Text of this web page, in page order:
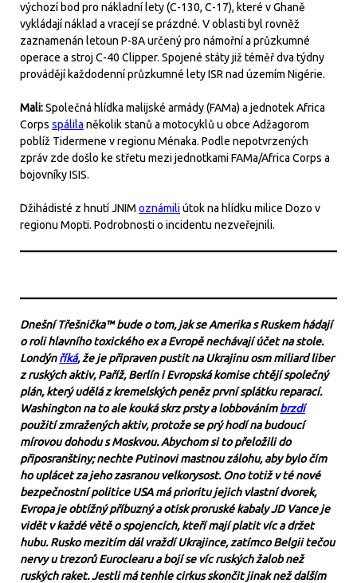
výchozí bod pro nákladní lety (C-130, C-17), které v Ghaně
vykládají náklad a vracejí se prázdné. V oblasti byl rovněž
zaznamenán letoun P-8A určený pro námořní a průzkumné
operace a stroj C-40 Clipper. Spojené státy již téměř dva týdny
provádějí každodenní průzkumné lety ISR nad územím Nigérie.
Mali:Společná hlídka malijské armády (FAMa) a jednotek Africa
Corps spálila několik stanů a motocyklů u obce Adžagorom
poblíž Tidermene v regionu Ménaka. Podle nepotvrzených
zpráv zde došlo ke střetu mezi jednotkami FAMa/Africa Corps a
bojovníky ISIS.
Džihádisté z hnutí JNIM oznámiliútok na hlídku milice Dozo v
regionu Mopti. Podrobnosti o incidentu nezveřejnili.
Dnešní Třešnička™ bude o tom, jak se Amerika s Ruskem hádají
o roli hlavního toxického ex a Evropě nechávají účet na stole.
Londýnříká, že je připraven pustit na Ukrajinu osm miliard liber
z ruských aktiv, Paříž, Berlín i Evropská komise chtějí společný
plán, který udělá z kremelských peněz první splátku reparací.
Washington na to ale kouká skrz prsty a lobbovánímbrzdí
použití zmražených aktiv, protože se prý hodí na budoucí
mírovou dohodu s Moskvou. Abychom si to přeložili do
připosranštiny; nechte Putinovi mastnou zálohu, aby bylo čím
ho uplácet za jeho zasranou velkorysost. Ono totiž v té nové
bezpečnostní politice USA má prioritu jejich vlastní dvorek,
Evropa je obtížný příbuzný a otisk proruské kabaly JD Vance je
vidět v každé větě o spojencích, kteří mají platit víc a držet
hubu. Rusko mezitím dál vraždí Ukrajince, zatímco Belgii tečou
nervy u trezorů Euroclearu a bojí se víc ruských žalob než
ruských raket. Jestli má tenhle cirkus skončit jinak než dalším